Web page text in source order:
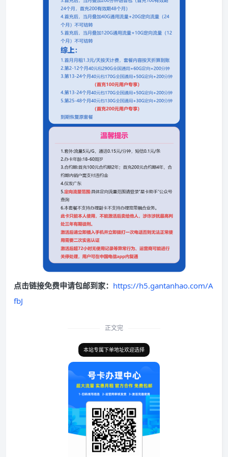
点击链接免费申请包邮到家： https://h5.gantanhao.com/A
fbJ
正文完
本站专属下单地址欢迎选择